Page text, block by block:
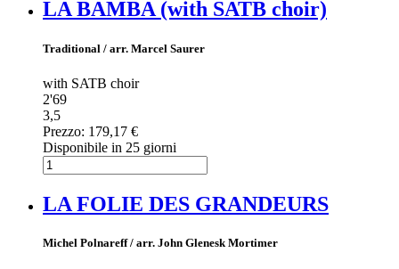
LA BAMBA (with SATB choir)
Traditional / arr. Marcel Saurer
with SATB choir
2'69
3,5
Prezzo: 179,17 €
Disponibile in 25 giorni
LA FOLIE DES GRANDEURS
Michel Polnareff / arr. John Glenesk Mortimer